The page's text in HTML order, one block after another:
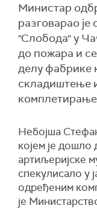
Министар
разговарао
"Слобода" у
до пожара и
делу фабрике
складиштење
Небојша
којем је дошло
артиљеријске
спекулисало у
одређеним
је